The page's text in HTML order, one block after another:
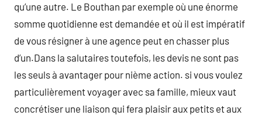
qu’une autre. Le Bouthan par exemple où une énorme
somme quotidienne est demandée et où il est impératif
de vous résigner à une agence peut en chasser plus
d’un.Dans la salutaires toutefois, les devis ne sont pas
les seuls à avantager pour nième action. si vous voulez
particulièrement voyager avec sa famille, mieux vaut
concrétiser une liaison qui fera plaisir aux petits et aux